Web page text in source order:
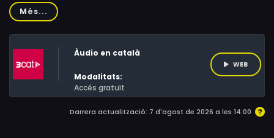
de Catalunya, que molts anomenen la muntanya
maleïda. L'any 1995, el seu propietari, Josep Montané,
també conegut com a Sansa, apareix mort a casa seva.
Un crim que Carles Porta ha investigat i del qual
comparteix tota la informació que ha aconseguit, fent
que el mateix espectador formi part d'aquesta història
Més...
Àudio en català
Modalitats:
Accés gratuït
WEB
Darrera actualització: 7 d'agost de 2026 a les 14:00